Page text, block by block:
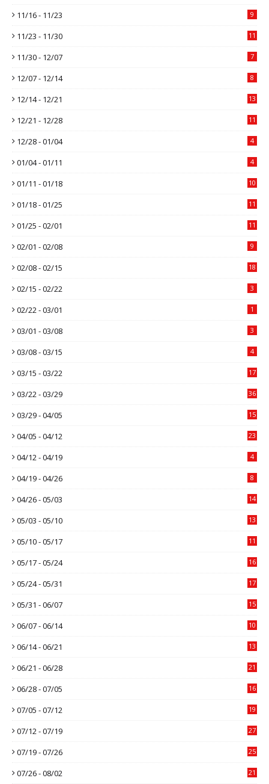
11/16 - 11/23 9
11/23 - 11/30 11
11/30 - 12/07 7
12/07 - 12/14 8
12/14 - 12/21 13
12/21 - 12/28 11
12/28 - 01/04 4
01/04 - 01/11 4
01/11 - 01/18 10
01/18 - 01/25 11
01/25 - 02/01 11
02/01 - 02/08 9
02/08 - 02/15 18
02/15 - 02/22 3
02/22 - 03/01 1
03/01 - 03/08 3
03/08 - 03/15 4
03/15 - 03/22 17
03/22 - 03/29 36
03/29 - 04/05 15
04/05 - 04/12 23
04/12 - 04/19 4
04/19 - 04/26 8
04/26 - 05/03 14
05/03 - 05/10 13
05/10 - 05/17 11
05/17 - 05/24 16
05/24 - 05/31 17
05/31 - 06/07 15
06/07 - 06/14 10
06/14 - 06/21 13
06/21 - 06/28 21
06/28 - 07/05 16
07/05 - 07/12 19
07/12 - 07/19 27
07/19 - 07/26 25
07/26 - 08/02 21